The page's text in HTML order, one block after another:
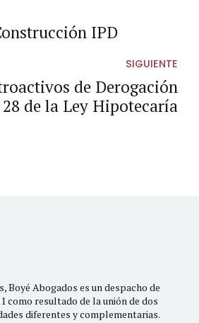
IPD
SIGUIENTE
de Derogación
de la Ley Hipotecaría
Boyé Abogados es un despacho de
como resultado de la unión de dos
diferentes y complementarias.